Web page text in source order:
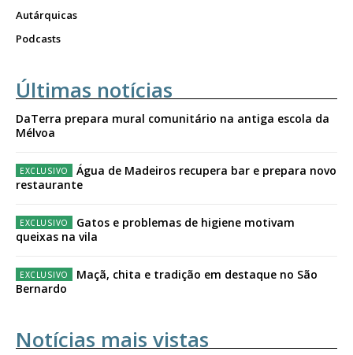
Autárquicas
Podcasts
Últimas notícias
DaTerra prepara mural comunitário na antiga escola da
Mélvoa
Água de Madeiros recupera bar e prepara novo
restaurante
Gatos e problemas de higiene motivam
queixas na vila
Maçã, chita e tradição em destaque no São
Bernardo
Notícias mais vistas